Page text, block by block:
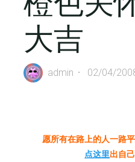
大吉
admin 02/04/
愿所有在路上的人一路
点这里出自